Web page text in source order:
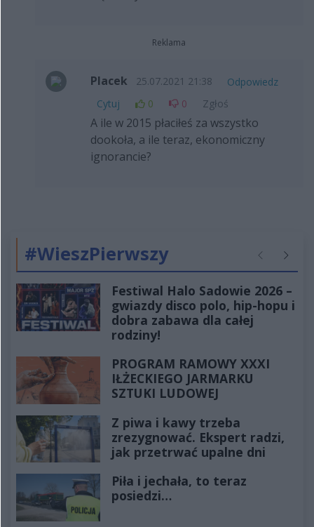
Reklama
Placek 25.07.2021 21:38
Odpowiedz
Cytuj
0 0 Zgłoś
A ile w 2015 płaciłeś za wszystko
dookoła, a ile teraz, ekonomiczny
ignorancie?
#WieszPierwszy Poprzednie
Festiwal Halo Sadowie 2026 –
gwiazdy disco polo, hip-hopu i
dobra zabawa dla całej
rodziny!
PROGRAM RAMOWY XXXI
IŁŻECKIEGO JARMARKU
SZTUKI LUDOWEJ
Z piwa i kawy trzeba
zrezygnować. Ekspert radzi,
jak przetrwać upalne dni
Piła i jechała, to teraz
posiedzi…